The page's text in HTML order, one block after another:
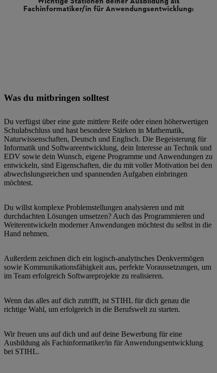
Fachinformatiker/in für Anwendungsentwicklung:
Was du mitbringen solltest
Du verfügst über eine gute mittlere Reife oder einen höherwertigen
Schulabschluss und hast besondere Stärken in Mathematik,
Naturwissenschaften, Deutsch und Englisch. Die Begeisterung für
Informatik und Softwareentwicklung, dein Interesse an Technik und
EDV sowie dein Wunsch, eigene Programme und Anwendungen zu
entwickeln, sind Eigenschaften, die du mit voller Motivation bei den
abwechslungsreichen und spannenden Aufgaben einbringen
möchtest.
Du willst komplexe Problemstellungen analysieren und mit
durchdachten Lösungen umsetzen? Auch das Programmieren und
Weiterentwickeln moderner Anwendungen möchtest du selbst in die
Hand nehmen.
Außerdem zeichnen dich ein logisch-analytisches Denkvermögen
sowie Kommunikationsfähigkeit aus, perfekte Voraussetzungen, um
im Team erfolgreich Softwareprojekte zu realisieren.
Wenn das alles auf dich zutrifft, ist STIHL für dich genau die
richtige Wahl, um erfolgreich in die Berufswelt zu starten.
Wir freuen uns auf dich und auf deine Bewerbung für eine
Ausbildung als Fachinformatiker/in für Anwendungsentwicklung
bei STIHL.